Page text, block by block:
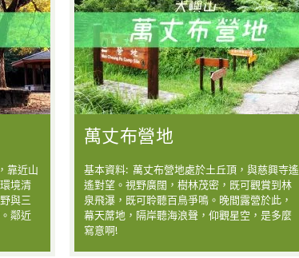
靠近山
境清
與三
鄰近
萬丈布營地
基本資料: 萬丈布營地處於土丘頂，與慈興寺遙
遙對望。視野廣闊，樹林茂密，既可觀賞到林
泉飛瀑，既可聆聽百鳥爭鳴。晚間露營於此，
幕天蓆地，隔岸聽海浪聲，仰觀星空，是多麼
寫意啊!